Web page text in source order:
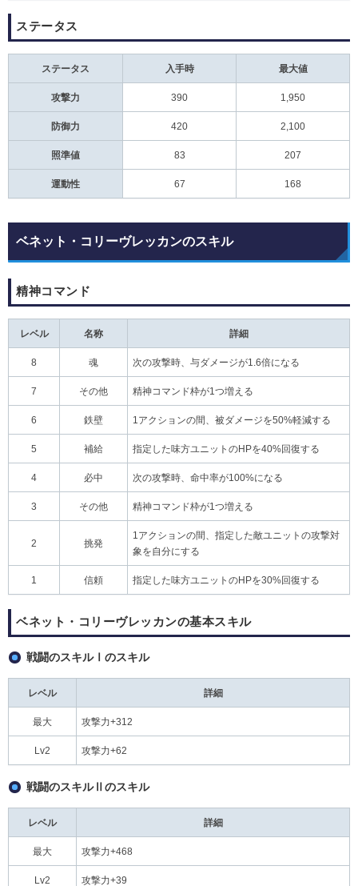
ステータス
ステータス 入手時 最大値
攻撃力 390 1,950
防御力 420 2,100
照準値 83 207
運動性 67 168
ベネット・コリーヴレッカンのスキル
精神コマンド
レベル 名称 詳細
8 魂 次の攻撃時、与ダメージが1.6倍になる
7 その他 精神コマンド枠が1つ増える
6 鉄壁 1アクションの間、被ダメージを50%軽減する
5 補給 指定した味方ユニットのHPを40%回復する
4 必中 次の攻撃時、命中率が100%になる
3 その他 精神コマンド枠が1つ増える
2 挑発
1アクションの間、指定した敵ユニットの攻撃対
象を自分にする
1 信頼 指定した味方ユニットのHPを30%回復する
ベネット・コリーヴレッカンの基本スキル
戦闘のスキルⅠのスキル
レベル 詳細
最大 攻撃力+312
Lv2 攻撃力+62
戦闘のスキルⅡのスキル
レベル 詳細
最大 攻撃力+468
Lv2 攻撃力+39